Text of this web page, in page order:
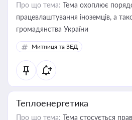
Про що тема: Тема охоплює
працевлаштування іноземців, а
громадянства України
Митниця та ЗЕД
Теплоенергетика
Про що тема: Тема стосується